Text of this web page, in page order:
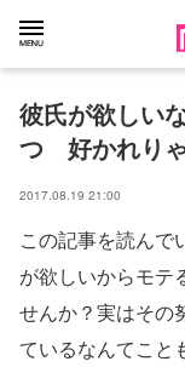
彼氏が欲しい
つ　好かれり
2017.08.19 21:00
この記事を読んで
が欲しいからモテ
せんか？実はその
ているなんてこと